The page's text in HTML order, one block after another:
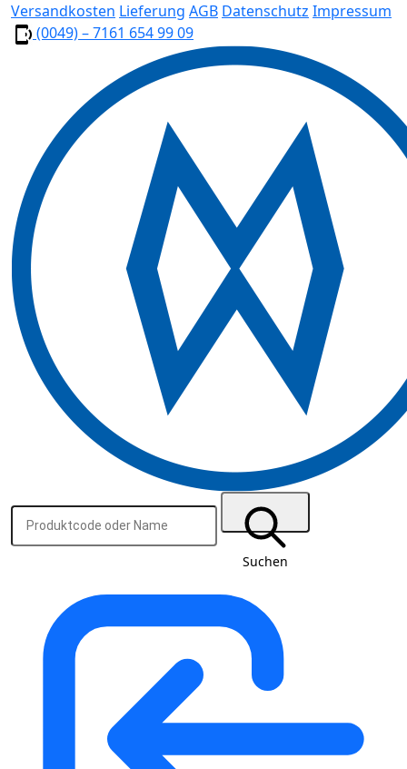
Versandkosten Lieferung AGB Datenschutz Impressum
(0049) – 7161 654 99 09
Suchen